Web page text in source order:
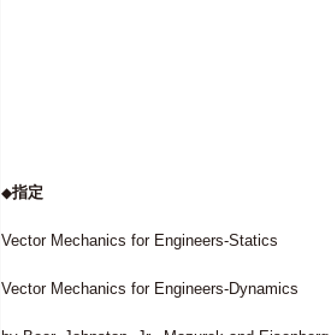
◆指定
Vector Mechanics for Engineers-Statics
Vector Mechanics for Engineers-Dynamics